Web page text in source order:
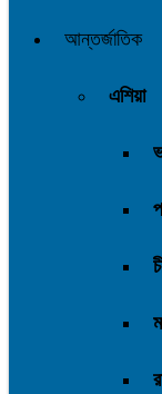
আন্তর্জাতিক
এশিয়া